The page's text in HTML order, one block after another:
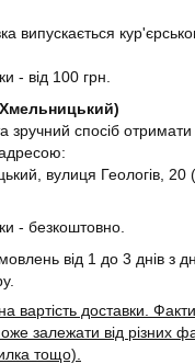
випускається
- від 100 грн.
зручний спосіб отримати
вулиця Геологів, 20
- безкоштовно.
від 1 до 3 днів з
вартість доставки.
залежати від різних
тощо).